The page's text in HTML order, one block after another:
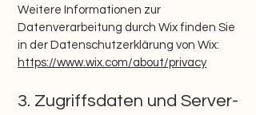
Weitere Informationen zur
Datenverarbeitung durch Wix finden Sie
in der Datenschutzerklärung von Wix:
https://www.wix.com/about/privacy
3. Zugriffsdaten und Server-